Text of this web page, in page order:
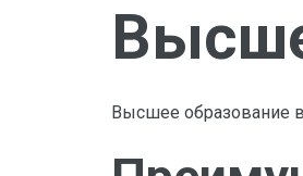
Высшее образование